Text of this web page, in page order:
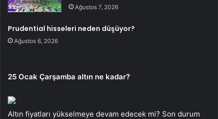
Ağustos 7, 2026
Prudential hisseleri neden düşüyor?
Ağustos 6, 2026
25 Ocak Çarşamba altın ne kadar?
Altın fiyatları yükselmeye devam edecek mi? Son durum